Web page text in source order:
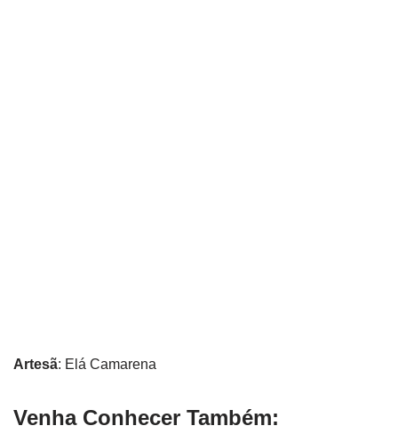
Artesã: Elá Camarena
Venha Conhecer Também: